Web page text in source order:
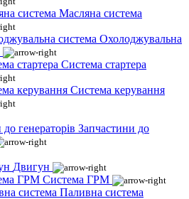
Масляна система
Охолоджувальна
Система стартера
Система керування
Запчастини до
Двигун
Система ГРМ
Паливна система